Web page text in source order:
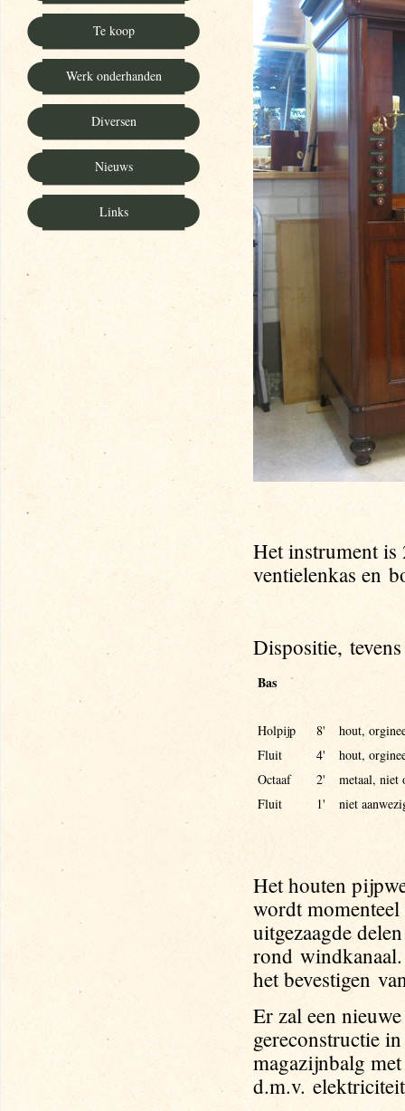
Het instrument is
ventielenkas en
Dispositie,
Bas
Holpijp 8'
hout,
Fluit
4'
hout,
Octaaf
2'
metaal, niet
Fluit
1' niet
Het houten
wordt
uitgezaagde
rond
het bevestigen
Er zal een
gereconstructie
magazijnbalg
d.m.v.
Te koop
Werk onderhanden
Diversen
Nieuws
Links